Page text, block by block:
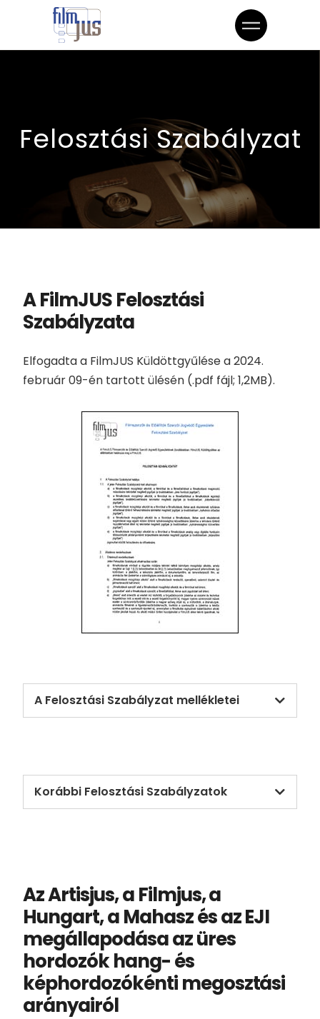
Felosztási Szabályzat
A FilmJUS Felosztási
Szabályzata
Elfogadta a FilmJUS Küldöttgyűlése a 2024.
február 09-én tartott ülésén (.pdf fájl; 1,2MB).
A Felosztási Szabályzat mellékletei
Korábbi Felosztási Szabályzatok
Az Artisjus, a Filmjus, a
Hungart, a Mahasz és az EJI
megállapodása az üres
hordozók hang- és
képhordozókénti megosztási
arányairól